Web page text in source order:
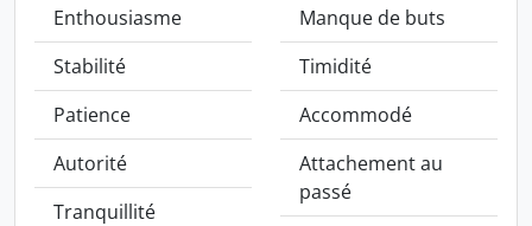
Enthousiasme
Stabilité
Patience
Autorité
Tranquillité
Manque de buts
Timidité
Accommodé
Attachement au
passé